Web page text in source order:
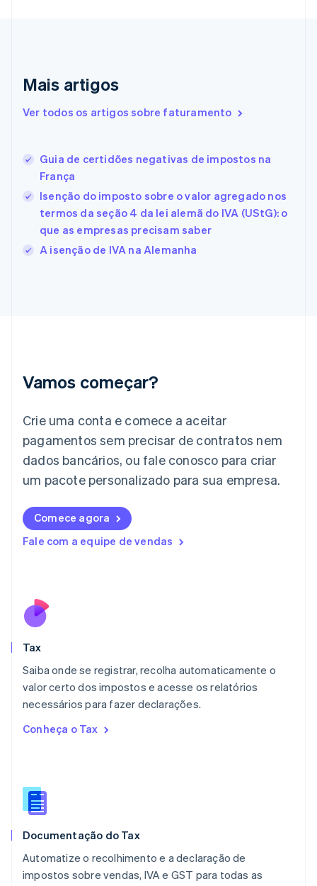
Mais artigos
Ver todos os artigos sobre faturamento
Guia de certidões negativas de impostos na
França
Isenção do imposto sobre o valor agregado nos
termos da seção 4 da lei alemã do IVA (UStG): o
que as empresas precisam saber
A isenção de IVA na Alemanha
Vamos começar?
Crie uma conta e comece a aceitar
pagamentos sem precisar de contratos nem
dados bancários, ou fale conosco para criar
um pacote personalizado para sua empresa.
Comece agora
Fale com a equipe de vendas
Tax
Saiba onde se registrar, recolha automaticamente o
valor certo dos impostos e acesse os relatórios
necessários para fazer declarações.
Conheça o Tax
Documentação do Tax
Automatize o recolhimento e a declaração de
impostos sobre vendas, IVA e GST para todas as
Eslováquia
English
EnglishItaliano
Estados Unidos
EnglishEspañol
Estônia
English
Finlândia
EnglishSvenska
França
Français
Irlanda
Itália
English
Japão
日本語English
Letônia
Liechtenstein
Deutsch English
Lituânia
English
English
Malta
Noruega
English
Nova Zelândia
Países Baixos
Portugal
Português
English简体中文
Reino Unido
República Tcheca